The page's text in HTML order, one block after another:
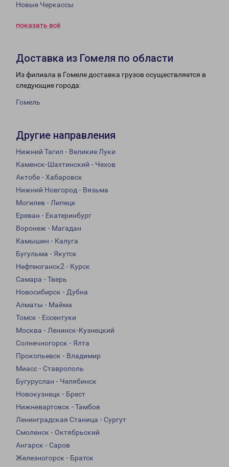
Новые Черкассы
показать всё
Доставка из Гомеля по области
Из филиала в Гомеле доставка грузов осуществляется в
следующие города:
Гомель
Другие направления
Нижний Тагил - Великие Луки
Каменск-Шахтинский - Чехов
Актобе - Хабаровск
Нижний Новгород - Вязьма
Могилев - Липецк
Ереван - Екатеринбург
Воронеж - Магадан
Камышин - Калуга
Бугульма - Якутск
Нефтеюганск2 - Курск
Самара - Тверь
Новосибирск - Дубна
Алматы - Майма
Томск - Ессентуки
Москва - Ленинск-Кузнецкий
Солнечногорск - Ялта
Прокопьевск - Владимир
Миасс - Ставрополь
Бугуруслан - Челябинск
Новокузнецк - Брест
Нижневартовск - Тамбов
Ленинградская Станица - Сургут
Смоленск - Октябрьский
Ангарск - Саров
Железногорск - Братск